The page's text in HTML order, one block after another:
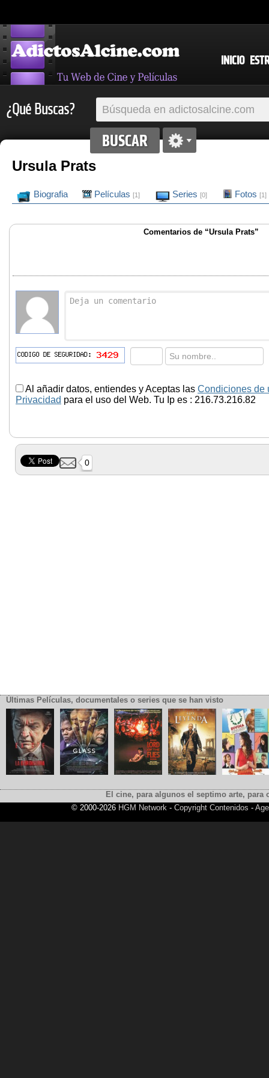
INICIO
¿Qué Buscas?
Ursula Prats
Biografia Películas [1] Series [0] Fotos [1]
Comentarios de “Ursula Prats”
Al añadir datos, entiendes y Aceptas las Condiciones de
Privacidad para el uso del Web. Tu Ip es : 216.73.216.82
0
Últimas Películas, documentales o series que se han visto
El cine, para algunos el septimo arte,
© 2000-2026 HGM Network- Copyright Contenidos -